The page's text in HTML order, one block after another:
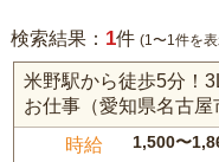
検索結果： 1件 (1〜1件を
米野駅から徒歩5分！
お仕事（愛知県名古屋
時給 1,500〜